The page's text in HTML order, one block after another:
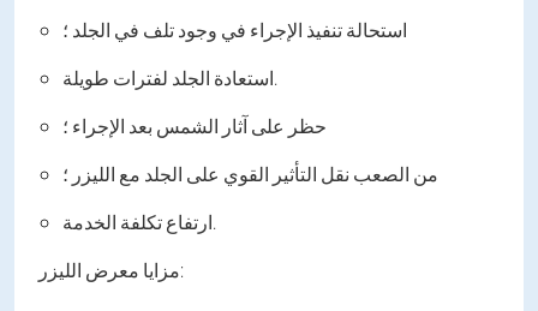
استحالة تنفيذ الإجراء في وجود تلف في الجلد ؛
استعادة الجلد لفترات طويلة.
حظر على آثار الشمس بعد الإجراء ؛
من الصعب نقل التأثير القوي على الجلد مع الليزر ؛
ارتفاع تكلفة الخدمة.
مزايا معرض الليزر: